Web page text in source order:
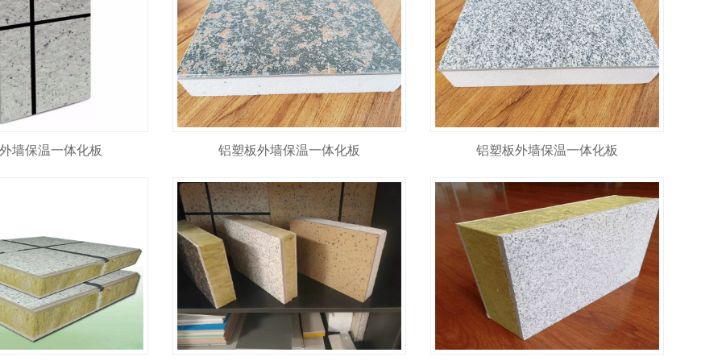
墙保温一体化板 铝塑板外墙保温一体化板 铝塑板外墙保温一体化板